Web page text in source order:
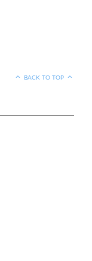
BACK TO TOP